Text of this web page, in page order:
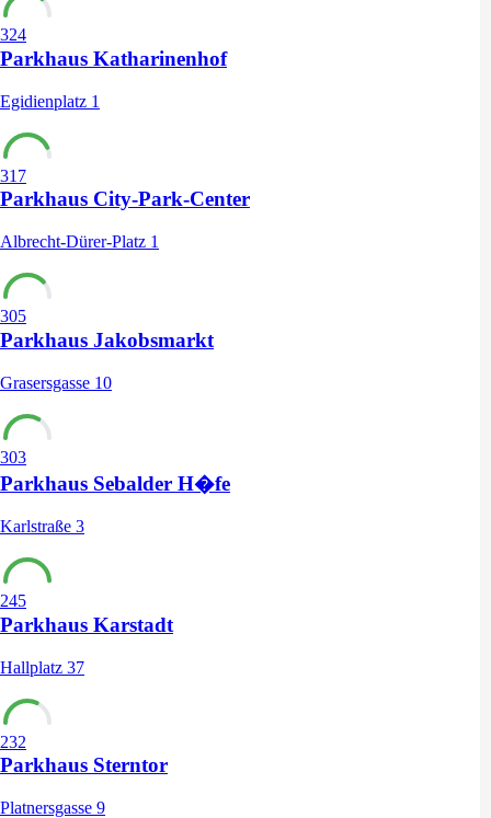
324
Parkhaus Katharinenhof
Egidienplatz 1
317
Parkhaus City-Park-Center
Albrecht-Dürer-Platz 1
305
Parkhaus Jakobsmarkt
Grasersgasse 10
303
Parkhaus Sebalder H�fe
Karlstraße 3
245
Parkhaus Karstadt
Hallplatz 37
232
Parkhaus Sterntor
Platnersgasse 9